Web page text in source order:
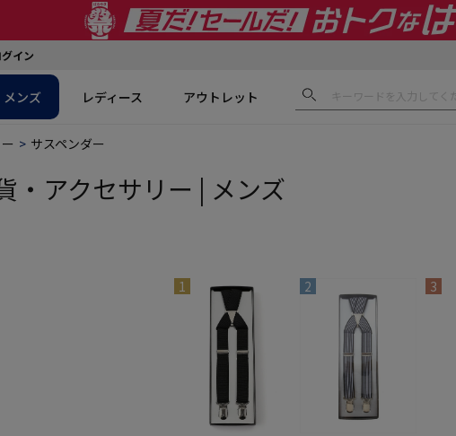
イン
メンズ レディース アウトレット
サスペンダー
・アクセサリー | メンズ
1
2 3